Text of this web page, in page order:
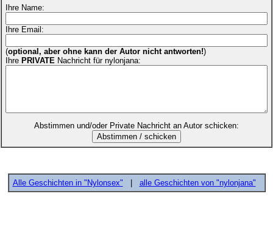
Ihre Name:
Ihre Email:
(optional, aber ohne kann der Autor nicht antworten!)
Ihre PRIVATE Nachricht für nylonjana:
Abstimmen und/oder Private Nachricht an Autor schicken:
Alle Geschichten in "Nylonsex" alle Geschichten von "nylonjana"